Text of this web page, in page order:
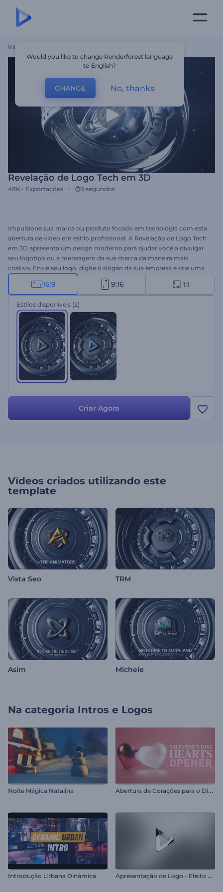
Início
Revelação de Logo Tech em 3D
48K+ Exportações 8 segundos
Impulsione sua marca ou produto focado em tecnologia com esta
abertura de vídeo em estilo profissional. A Revelação de Logo Tech
em 3D apresenta um design moderno para ajudar você a divulgar
seu logotipo ou a mensagem da sua marca da maneira mais
criativa. Envie seu logo, digite o slogan da sua empresa e crie uma
animação de logotipo de alta resolução em poucos cliques. Ideal
para divulgação de empresas de tecnologia, apresentações de
marca ou produto e muitos outros projetos criativos. Experimente
agora!
16:9 9:16 1:1
Estilos disponíveis (2)
Criar Agora
Vídeos criados utilizando este
template
Vista Seo TRM
Asim Michele
Na categoria Intros e Logos
Noite Mágica Natalina A
bertura de Corações para o Dia dos Namorados
Introdução Urbana Dinâmica A
presentação de Logo - Efeito Plástico
Would you like to change Renderforest language
to English?
CHANGE No, thanks